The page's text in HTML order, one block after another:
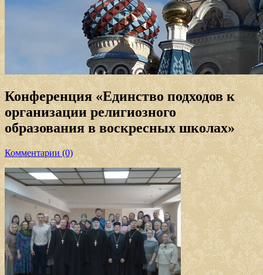
Конференция «Единство подходов к
организации религиозного
образования в воскресных школах»
Комментарии (0)